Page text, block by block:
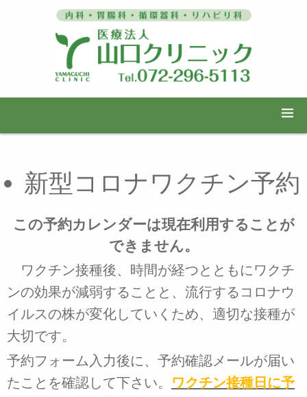
新型コロナワクチン予約
この予約カレンダーは現在利用することが
できません。
ワクチン接種後、時間が経つとともにワクチ
ンの効果が減弱することと、流行するコロナウ
イルスの株が変化していくため、適切な接種が
大切です。
予約フォーム入力後に、予約確認メールが届い
たことを確認して下さい。 ワクチン接種日に予